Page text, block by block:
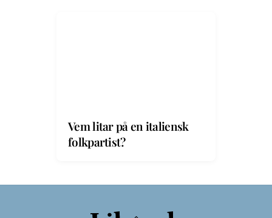
Vem litar på en italiensk
folkpartist?